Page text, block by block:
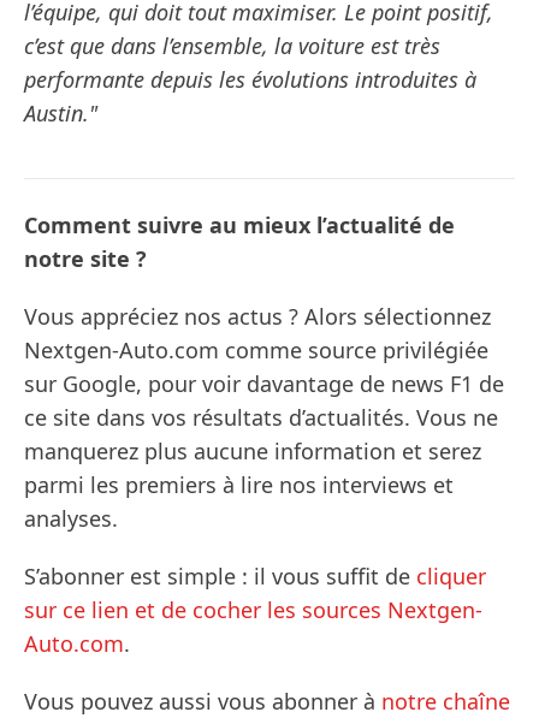
l’équipe, qui doit tout maximiser. Le point positif,
c’est que dans l’ensemble, la voiture est très
performante depuis les évolutions introduites à
Austin."
Comment suivre au mieux l’actualité de
notre site ?
Vous appréciez nos actus ? Alors sélectionnez
Nextgen-Auto.com comme source privilégiée
sur Google, pour voir davantage de news F1 de
ce site dans vos résultats d’actualités. Vous ne
manquerez plus aucune information et serez
parmi les premiers à lire nos interviews et
analyses.
S’abonner est simple : il vous suffit de cliquer
sur ce lien et de cocher les sources Nextgen-
Auto.com.
Vous pouvez aussi vous abonner à notre chaîne